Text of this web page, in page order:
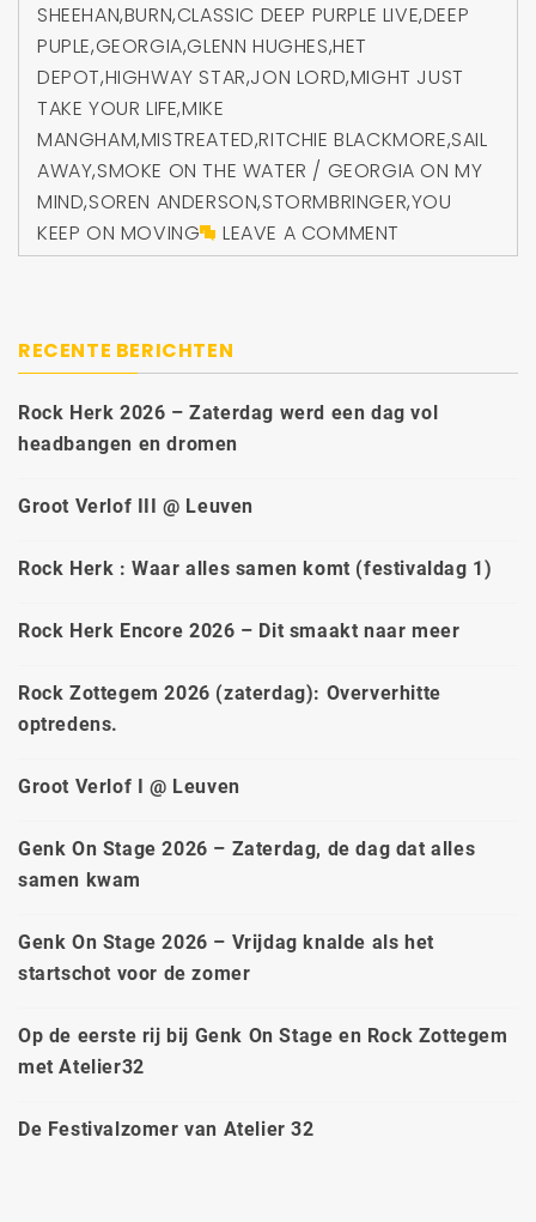
SHEEHAN,BURN,CLASSIC DEEP PURPLE LIVE,DEEP
PUPLE,GEORGIA,GLENN HUGHES,HET
DEPOT,HIGHWAY STAR,JON LORD,MIGHT JUST
TAKE YOUR LIFE,MIKE
MANGHAM,MISTREATED,RITCHIE BLACKMORE,SAIL
AWAY,SMOKE ON THE WATER / GEORGIA ON MY
MIND,SOREN ANDERSON,STORMBRINGER,YOU
KEEP ON MOVING
LEAVE A COMMENT
RECENTE BERICHTEN
Rock Herk 2026 – Zaterdag werd een dag vol
headbangen en dromen
Groot Verlof III @ Leuven
Rock Herk : Waar alles samen komt (festivaldag 1)
Rock Herk Encore 2026 – Dit smaakt naar meer
Rock Zottegem 2026 (zaterdag): Oververhitte
optredens.
Groot Verlof I @ Leuven
Genk On Stage 2026 – Zaterdag, de dag dat alles
samen kwam
Genk On Stage 2026 – Vrijdag knalde als het
startschot voor de zomer
Op de eerste rij bij Genk On Stage en Rock Zottegem
met Atelier32
De Festivalzomer van Atelier 32